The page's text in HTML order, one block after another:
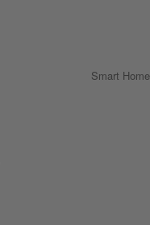
Smart Home